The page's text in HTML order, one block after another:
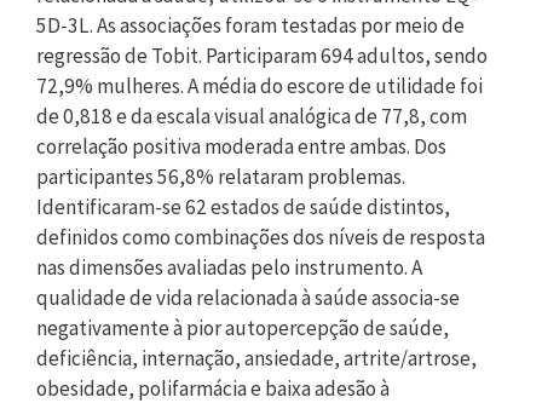
5D-3L. As associações foram testadas por meio de
regressão de Tobit. Participaram 694 adultos, sendo
72,9% mulheres. A média do escore de utilidade foi
de 0,818 e da escala visual analógica de 77,8, com
correlação positiva moderada entre ambas. Dos
participantes 56,8% relataram problemas.
Identificaram-se 62 estados de saúde distintos,
definidos como combinações dos níveis de resposta
nas dimensões avaliadas pelo instrumento. A
qualidade de vida relacionada à saúde associa-se
negativamente à pior autopercepção de saúde,
deficiência, internação, ansiedade, artrite/artrose,
obesidade, polifarmácia e baixa adesão à